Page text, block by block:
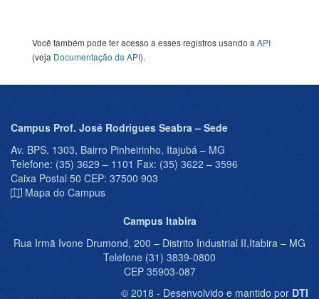
Você também pode ter acesso a esses registros usando a API
(veja Documentação da API).
Campus Prof. José Rodrigues Seabra – Sede
Av. BPS, 1303, Bairro Pinheirinho, Itajubá – MG
Telefone: (35) 3629 – 1101 Fax: (35) 3622 – 3596
Caixa Postal 50 CEP: 37500 903
Mapa do Campus
Campus Itabira
Rua Irmã Ivone Drumond, 200 – Distrito Industrial II,Itabira – MG
Telefone (31) 3839-0800
CEP 35903-087
© 2018 - Desenvolvido e mantido por DTI